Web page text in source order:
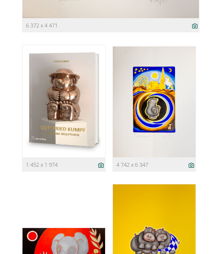
6 372 x 4 471
1 452 x 1 974 4 742 x 6 347